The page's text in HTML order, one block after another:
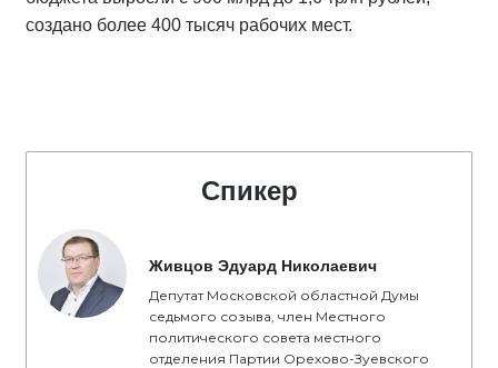
создано более 400 тысяч рабочих мест.
Спикер
Живцов Эдуард Николаевич
Депутат Московской областной Думы
седьмого созыва, член Местного
политического совета местного
отделения Партии Орехово-Зуевского